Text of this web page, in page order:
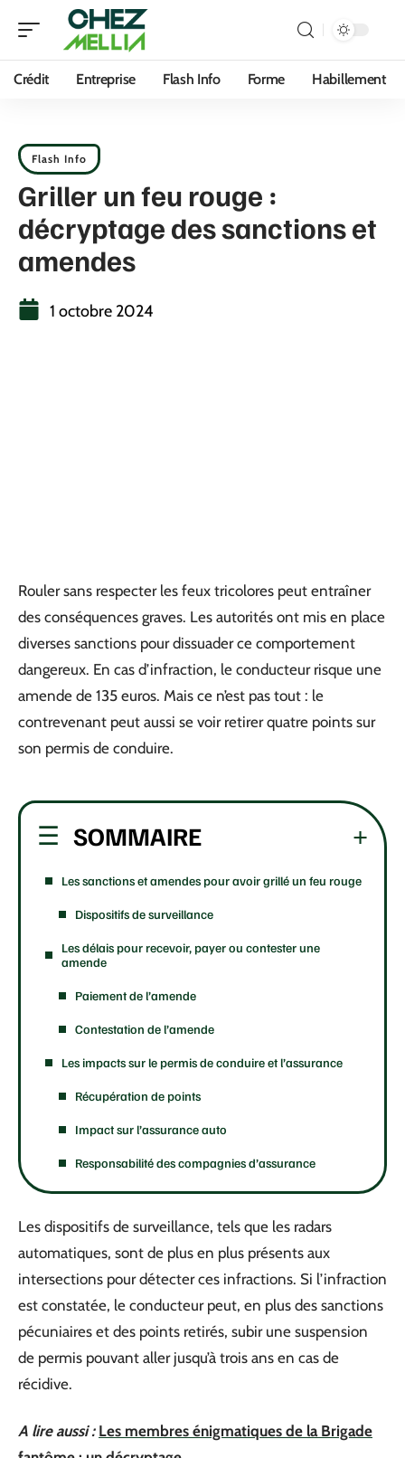
Crédit Entreprise Flash Info Forme Habillement
Flash Info
Griller un feu rouge :
décryptage des sanctions et
amendes
1 octobre 2024
Rouler sans respecter les feux tricolores peut entraîner
des conséquences graves. Les autorités ont mis en place
diverses sanctions pour dissuader ce comportement
dangereux. En cas d’infraction, le conducteur risque une
amende de 135 euros. Mais ce n’est pas tout : le
contrevenant peut aussi se voir retirer quatre points sur
son permis de conduire.
SOMMAIRE
Les sanctions et amendes pour avoir grillé un feu rouge
Dispositifs de surveillance
Les délais pour recevoir, payer ou contester une
amende
Paiement de l’amende
Contestation de l’amende
Les impacts sur le permis de conduire et l’assurance
Récupération de points
Impact sur l’assurance auto
Responsabilité des compagnies d’assurance
Les dispositifs de surveillance, tels que les radars
automatiques, sont de plus en plus présents aux
intersections pour détecter ces infractions. Si l’infraction
est constatée, le conducteur peut, en plus des sanctions
pécuniaires et des points retirés, subir une suspension
de permis pouvant aller jusqu’à trois ans en cas de
récidive.
A lire aussi : Les membres énigmatiques de la Brigade